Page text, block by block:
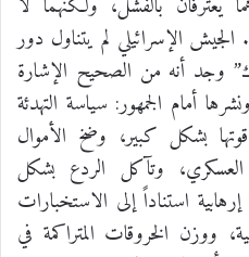
الإسرائيلي لم يتناول دور
وجد أنه من الصحيح الإشارة
أمام الجمهور: سياسة التهدئة
بشكل كبير، وضخ الأموال
العسكري، وتآكل الردع بشكل
استناداً إلى الاستخبارات
ووزن الخروقات المتراكمة في